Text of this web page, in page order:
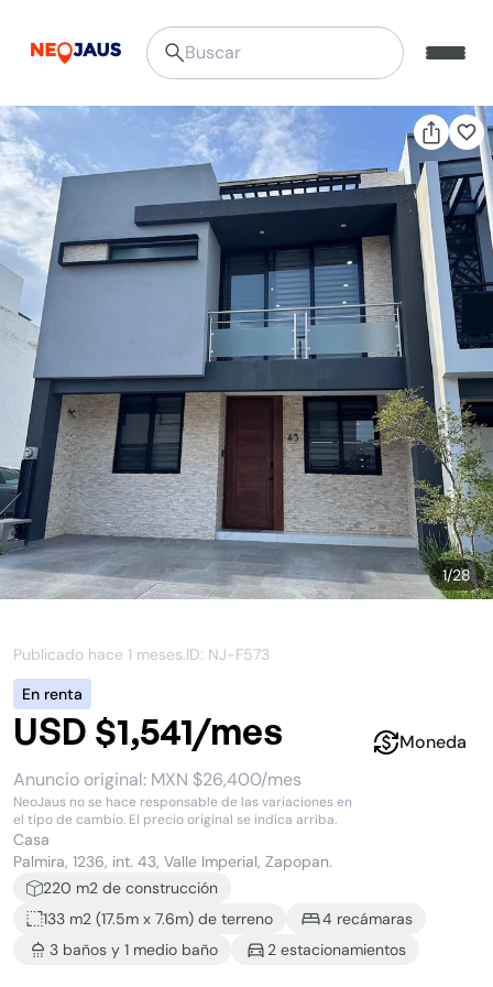
1/28
Publicado hace 1 meses.ID: NJ-F573
En renta
USD $1,541/mes
Anuncio original: MXN $26,400/mes
NeoJaus no se hace responsable de las variaciones en
el tipo de cambio. El precio original se indica arriba.
Moneda
Casa
Palmira, 1236, int. 43, Valle Imperial, Zapopan.
220 m2 de construcción
133 m2 (17.5m x 7.6m) de terreno 4 recámaras
3 baños y 1 medio baño 2 estacionamientos